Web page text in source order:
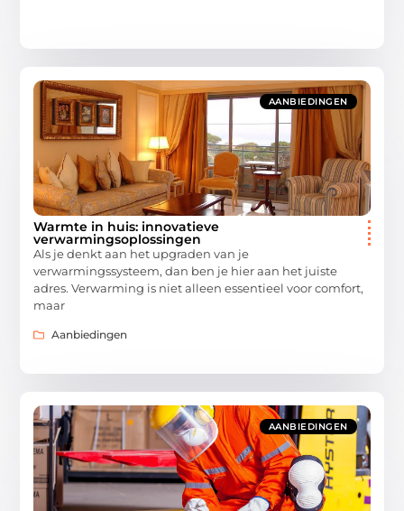
AANBIEDINGEN
Warmte in huis: innovatieve
verwarmingsoplossingen
Als je denkt aan het upgraden van je
verwarmingssysteem, dan ben je hier aan het juiste
adres. Verwarming is niet alleen essentieel voor comfort,
maar
Aanbiedingen
AANBIEDINGEN